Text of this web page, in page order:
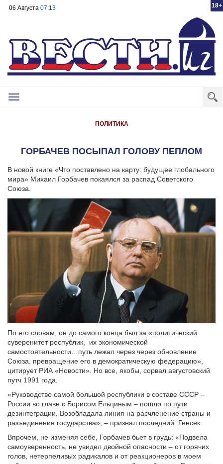
18+
06 Августа 07:13
Toggle
ПОЛИТИКА
ГОРБАЧЕВ ПОСЫПАЛ ГОЛОВУ ПЕПЛОМ
В новой книге «Что поставлено на карту: будущее глобального
мира» Михаил Горбачев покаялся за распад Советского
Союза.
По его словам, он до самого конца был за «политический
суверенитет республик, их экономической
самостоятельности…путь лежал через через обновление
Союза, превращение его в демократическую федерацию»,
цитирует РИА «Новости». Но все, якобы, сорвал августовский
путч 1991 года.
«Руководство самой большой республики в составе СССР –
России во главе с Борисом Ельциным – пошло по пути
дезинтеграции. Возобладала линия на расчленение страны и
разъединение государства», – признал последний Генсек.
Впрочем, не изменяя себе, Горбачев бьет в грудь: «Подвела
самоуверенность, не увидел двойной опасности – от горячих
голов, нетерпеливых радикалов и от реакционеров в моем